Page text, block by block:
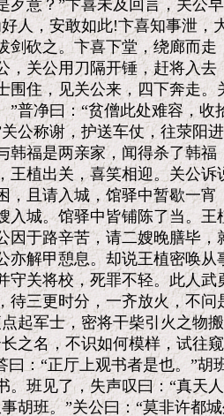
歹意？”卞喜未及回言，关公
人，安敢如此!卞喜知事泄，
剑砍之。卞喜下堂，绕廊而
，关公用刀隔开锤，赶将入
围住，见关公来，四下奔走。
”普净曰：“贫僧此处难容，收
公称谢，护送车仗，往荥阳
福是两亲家，闻得杀了韩福
王植出关，喜笑相迎。关公诉
，且请入城，馆驿中暂歇一宵
入城。馆驿中皆铺陈了当。
因于路辛苦，请二嫂晚膳毕
亦解甲憩息。却说王植密唤从
守关将校，死罪不轻。此人
待三更时分，一齐放火，不
起军士，密将干柴引火之物
之名，不识如何模样，试往
曰：“正厅上观书者是也。”胡
。班见了，失声叹曰：“真天
胡班。”关公曰：“莫非许都